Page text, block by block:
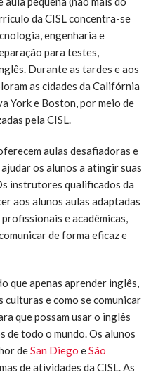
da CISL concentra-se
engenharia e
para testes,
Durante as tardes e aos
as cidades da Califórnia
York e Boston, por meio de
pela CISL.
aulas desafiadoras e
os alunos a atingir suas
instrutores qualificados da
aos alunos aulas adaptadas
e acadêmicas,
de forma eficaz e
que apenas aprender inglês,
e como se comunicar
que possam usar o inglês
de todo o mundo. Os alunos
deSan Diego eSão
de atividades da CISL. As